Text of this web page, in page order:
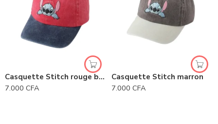
Casquette Stitch rouge bordeaux
7.000 CFA
Casquette Stitch marron
7.000 CFA